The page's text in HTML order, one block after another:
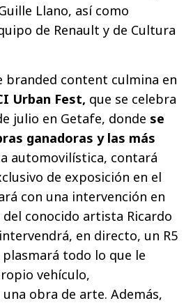
Llano, así como
de Renault y de Cultura
branded content culmina en
Urban Fest, que se celebra
julio en Getafe, donde se
ganadoras y las más
automovilística, contará
de exposición en el
con una intervención en
conocido artista Ricardo
en directo, un R5
todo lo que le
vehículo,
obra de arte. Además,